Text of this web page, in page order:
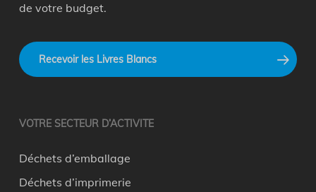
de votre budget.
Recevoir les Livres Blancs
VOTRE SECTEUR D’ACTIVITE
Déchets d’emballage
Déchets d’imprimerie